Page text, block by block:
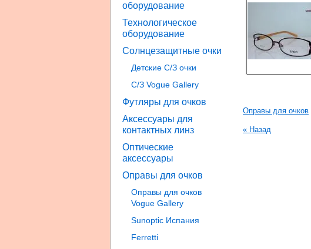
оборудование
Технологическое
оборудование
Солнцезащитные очки
Детские С/З очки
С/З Vogue Gallery
Футляры для очков
Аксессуары для
контактных линз
Оптические
аксессуары
Оправы для очков
Оправы для очков
Vogue Gallery
Sunoptic Испания
Ferretti
Оправы для очков
« Назад